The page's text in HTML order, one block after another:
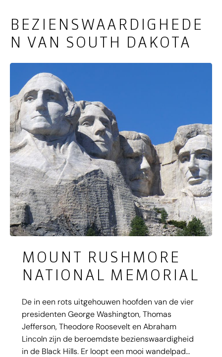
BEZIENSWAARDIGHEDE
N VAN SOUTH DAKOTA
MOUNT RUSHMORE
NATIONAL MEMORIAL
De in een rots uitgehouwen hoofden van de vier
presidenten George Washington, Thomas
Jefferson, Theodore Roosevelt en Abraham
Lincoln zijn de beroemdste bezienswaardigheid
in de Black Hills. Er loopt een mooi wandelpad